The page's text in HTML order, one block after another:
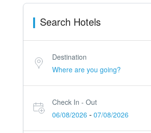
Search Hotels
Destination
Check In - Out
06/08/2026 - 07/08/2026